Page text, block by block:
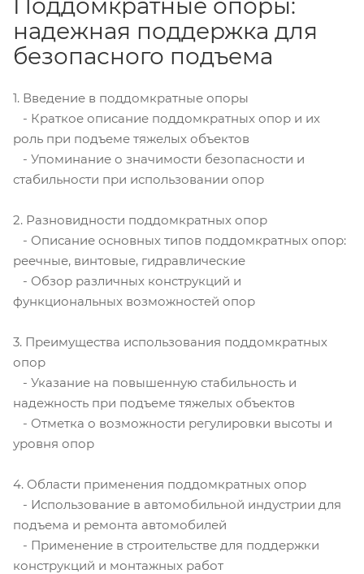
Поддомкратные опоры:
надежная поддержка для
безопасного подъема
1. Введение в поддомкратные опоры
- Краткое описание поддомкратных опор и их
роль при подъеме тяжелых объектов
- Упоминание о значимости безопасности и
стабильности при использовании опор
2. Разновидности поддомкратных опор
- Описание основных типов поддомкратных опор:
реечные, винтовые, гидравлические
- Обзор различных конструкций и
функциональных возможностей опор
3. Преимущества использования поддомкратных
опор
- Указание на повышенную стабильность и
надежность при подъеме тяжелых объектов
- Отметка о возможности регулировки высоты и
уровня опор
4. Области применения поддомкратных опор
- Использование в автомобильной индустрии для
подъема и ремонта автомобилей
- Применение в строительстве для поддержки
конструкций и монтажных работ